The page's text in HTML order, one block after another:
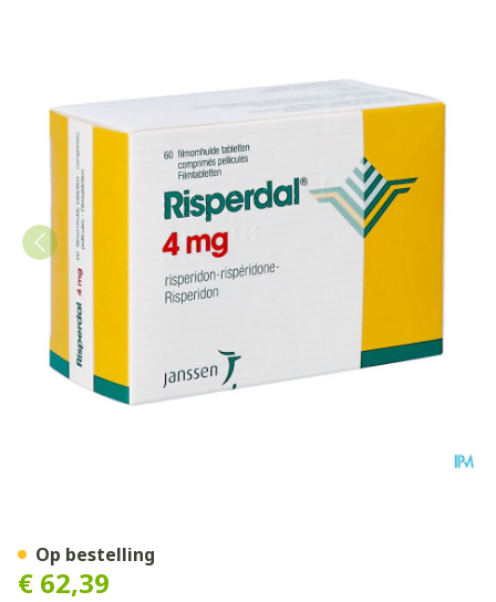
€ 62,39
Op bestelling